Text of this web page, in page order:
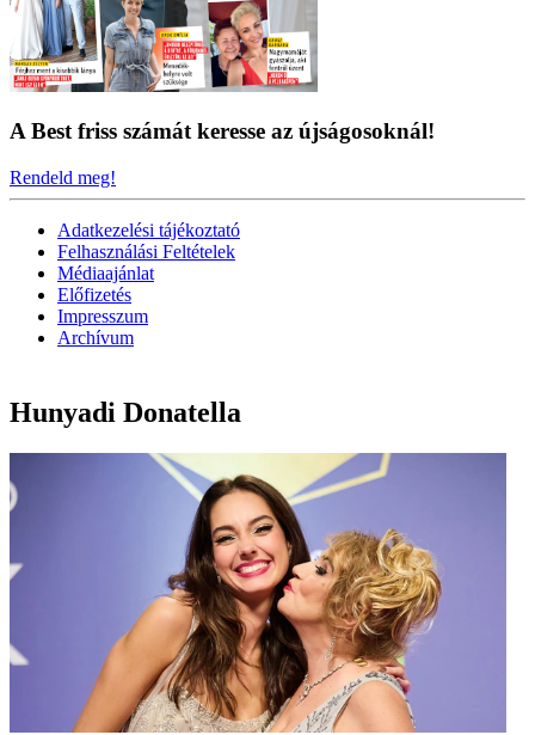
A Best friss számát keresse az újságosoknál!
Rendeld meg!
Adatkezelési tájékoztató
Felhasználási Feltételek
Médiaajánlat
Előfizetés
Impresszum
Archívum
Hunyadi Donatella